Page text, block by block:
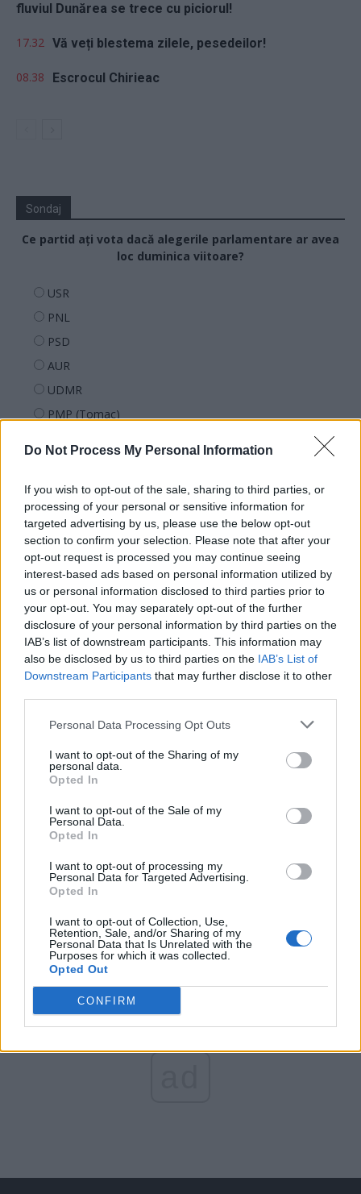
Do Not Process My Personal Information
If you wish to opt-out of the sale, sharing to third parties, or
processing of your personal or sensitive information for
targeted advertising by us, please use the below opt-out
section to confirm your selection. Please note that after your
opt-out request is processed you may continue seeing
interest-based ads based on personal information utilized by
us or personal information disclosed to third parties prior to
your opt-out. You may separately opt-out of the further
disclosure of your personal information by third parties on the
IAB’s list of downstream participants. This information may
also be disclosed by us to third parties on the IAB’s List of
Downstream Participants that may further disclose it to other
Personal Data Processing Opt Outs
I want to opt-out of the Sharing of my
personal data.
Opted In
I want to opt-out of the Sale of my
Personal Data.
Opted In
I want to opt-out of processing my
Personal Data for Targeted Advertising.
Opted In
I want to opt-out of Collection, Use,
Retention, Sale, and/or Sharing of my
Personal Data that Is Unrelated with the
Purposes for which it was collected.
Opted Out
CONFIRM
fluviul Dunărea se trece cu piciorul!
17.32 Vă veți blestema zilele, pesedeilor!
08.38 Escrocul Chirieac
Sondaj
Ce partid ați vota dacă alegerile parlamentare ar avea
loc duminica viitoare?
USR
PNL
PSD
AUR
UDMR
PMP (Tomac)
REPER
SENS
SOS (Șoșoacă)
POT (Gavrilă)
PACE (Peia)
Acțiunea Conservatoare (Târziu)
PDF (Lazarus)
PUSL (D. Voiculescu)
PNȚCD (Pavelescu)
PNCR (Terheș)
Partidul Patrioților (Surugiu)
FAR (Coarnă)
România pe Primul Loc (Ponta)
Arată rezultatele
Arhiva sondajelor